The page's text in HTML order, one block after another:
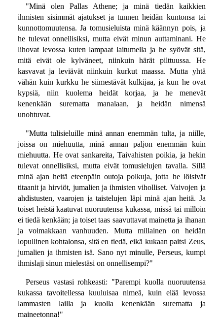
"Minä olen Pallas Athene; ja minä tiedän kaikkien
ihmisten sisimmät ajatukset ja tunnen heidän kuntonsa tai
kunnottomuutensa. Ja tomusieluista minä käännyn pois, ja
he tulevat onnellisiksi, mutta eivät minun auttaminani. He
lihovat levossa kuten lampaat laitumella ja he syövät sitä,
mitä eivät ole kylväneet, niinkuin härät pilttuussa. He
kasvavat ja leviävät niinkuin kurkut maassa. Mutta yhtä
vähän kuin kurkku he siimestävät kulkijaa, ja kun he ovat
kypsiä, niin kuolema heidät korjaa, ja he menevät
kenenkään surematta manalaan, ja heidän nimensä
unohtuvat.
"Mutta tulisieluille minä annan enemmän tulta, ja niille,
joissa on miehuutta, minä annan paljon enemmän kuin
miehuutta. He ovat sankareita, Taivahisten poikia, ja hekin
tulevat onnellisiksi, mutta eivät tomusielujen tavalla. Sillä
minä ajan heitä eteenpäin outoja polkuja, jotta he löisivät
titaanit ja hirviöt, jumalien ja ihmisten viholliset. Vaivojen ja
ahdistusten, vaarojen ja taistelujen läpi minä ajan heitä. Ja
toiset heistä kaatuvat nuoruutensa kukassa, missä tai milloin
ei tiedä kenkään; ja toiset taas saavuttavat mainetta ja ihanan
ja voimakkaan vanhuuden. Mutta millainen on heidän
lopullinen kohtalonsa, sitä en tiedä, eikä kukaan paitsi Zeus,
jumalien ja ihmisten isä. Sano nyt minulle, Perseus, kumpi
ihmislaji sinun mielestäsi on onnellisempi?"
Perseus vastasi rohkeasti: "Parempi kuolla nuoruutensa
kukassa tavoitellessa kuuluisaa nimeä, kuin elää levossa
lammasten lailla ja kuolla kenenkään surematta ja
maineetonna!"